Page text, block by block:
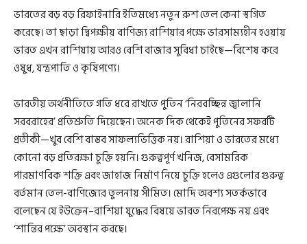
ভারতের বড় বড় রিফাইনারি ইতিমধ্যে নতুন রুশ তেল কেনা স্থগিত
করেছে। তা ছাড়া দ্বিপক্ষীয় বাণিজ্য রাশিয়ার পক্ষে ভারসাম্যহীন হওয়ায়
ভারত এখন রাশিয়ায় আরও বেশি বাজার সুবিধা চাইছে—বিশেষ করে
ওষুধ, যন্ত্রপাতি ও কৃষিপণ্যে।
ভারতীয় অর্থনীতিতে গতি ধরে রাখতে পুতিন ‘নিরবচ্ছিন্ন জ্বালানি
সরবরাহের’ প্রতিশ্রুতি দিয়েছেন। অনেক দিক থেকেই পুতিনের সফরটি
প্রতীকী—খুব বেশি বাস্তব সাফল্যভিত্তিক নয়। রাশিয়া ও ভারতের মধ্যে
কোনো বড় প্রতিরক্ষা চুক্তি হয়নি। গুরুত্বপূর্ণ খনিজ, বেসামরিক
পারমাণবিক শক্তি এবং জাহাজ নির্মাণ নিয়ে চুক্তি হলেও এগুলোর গুরুত্ব
বর্তমান তেল-বাণিজ্যের তুলনায় সীমিত। মোদি অবশ্য সতর্কভাবে
বলেছেন যে ইউক্রেন–রাশিয়া যুদ্ধের বিষয়ে ভারত নিরপেক্ষ নয় এবং
‘শান্তির পক্ষে’ অবস্থান করছে।